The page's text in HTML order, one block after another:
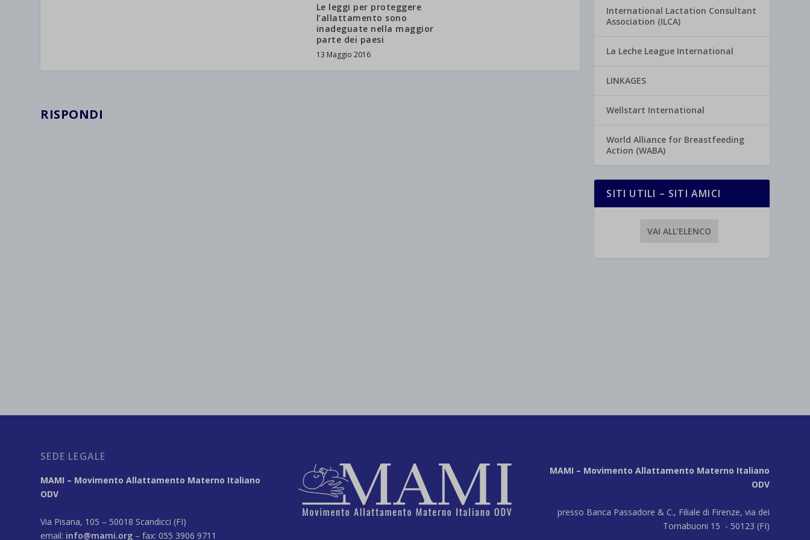
Le leggi per proteggere
l’allattamento sono
inadeguate nella maggior
parte dei paesi
13 Maggio 2016
RISPONDI
International Lactation Consultant
Association (ILCA)
La Leche League International
LINKAGES
Wellstart International
World Alliance for Breastfeeding
Action (WABA)
SITI UTILI – SITI AMICI
VAI ALL’ELENCO
SEDE LEGALE
MAMI – Movimento Allattamento Materno Italiano
ODV
Via Pisana, 105 – 50018 Scandicci (FI)
email: info@mami.org – fax: 055 3906 9711
MAMI – Movimento Allattamento Materno Italiano
ODV
presso Banca Passadore & C., Filiale di Firenze, via dei
Tornabuoni 15 - 50123 (FI)